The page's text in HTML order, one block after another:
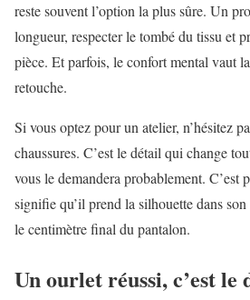
reste souvent l’option la plus sûre. Un
longueur, respecter le tombé du tissu et
pièce. Et parfois, le confort mental vaut
retouche.
Si vous optez pour un atelier, n’hésitez
chaussures. C’est le détail qui change
vous le demandera probablement. C’est
signifie qu’il prend la silhouette dans
le centimètre final du pantalon.
Un ourlet réussi, c’est le